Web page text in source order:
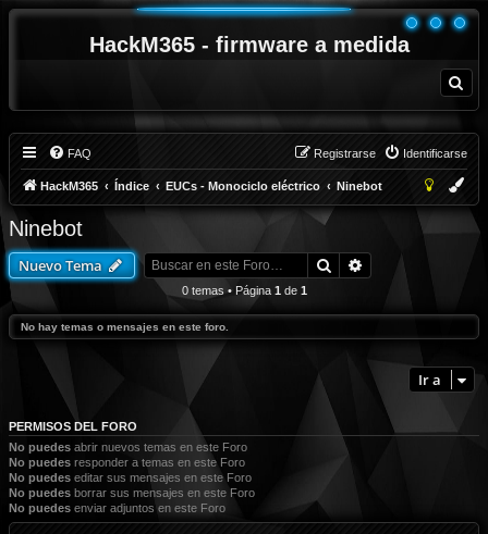
HackM365 - firmware a medida
u
FAQ Identificarse
Registrarse
HackM365 Índice EUCs - Monociclo eléctrico Ninebot
Ninebot
Nuevo Tema Buscar
0 temas • Página 1 de 1
No hay temas o mensajes en este foro.
Ir a
PERMISOS DEL FORO
No puedes abrir nuevos temas en este Foro
No puedes responder a temas en este Foro
No puedes editar sus mensajes en este Foro
No puedes borrar sus mensajes en este Foro
No puedes enviar adjuntos en este Foro